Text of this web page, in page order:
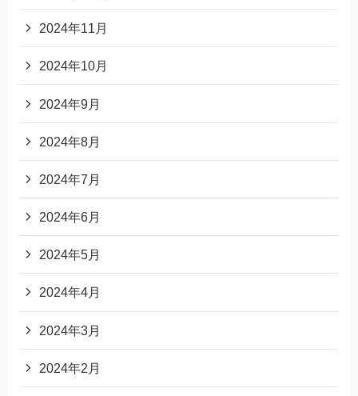
2024年11月
2024年10月
2024年9月
2024年8月
2024年7月
2024年6月
2024年5月
2024年4月
2024年3月
2024年2月